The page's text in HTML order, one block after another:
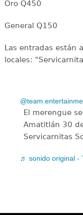
Oro Q450
General Q150
Las entradas están
locales:
El merengue
Amatitlán ️30
Servicarnitas
♬ sonido original -